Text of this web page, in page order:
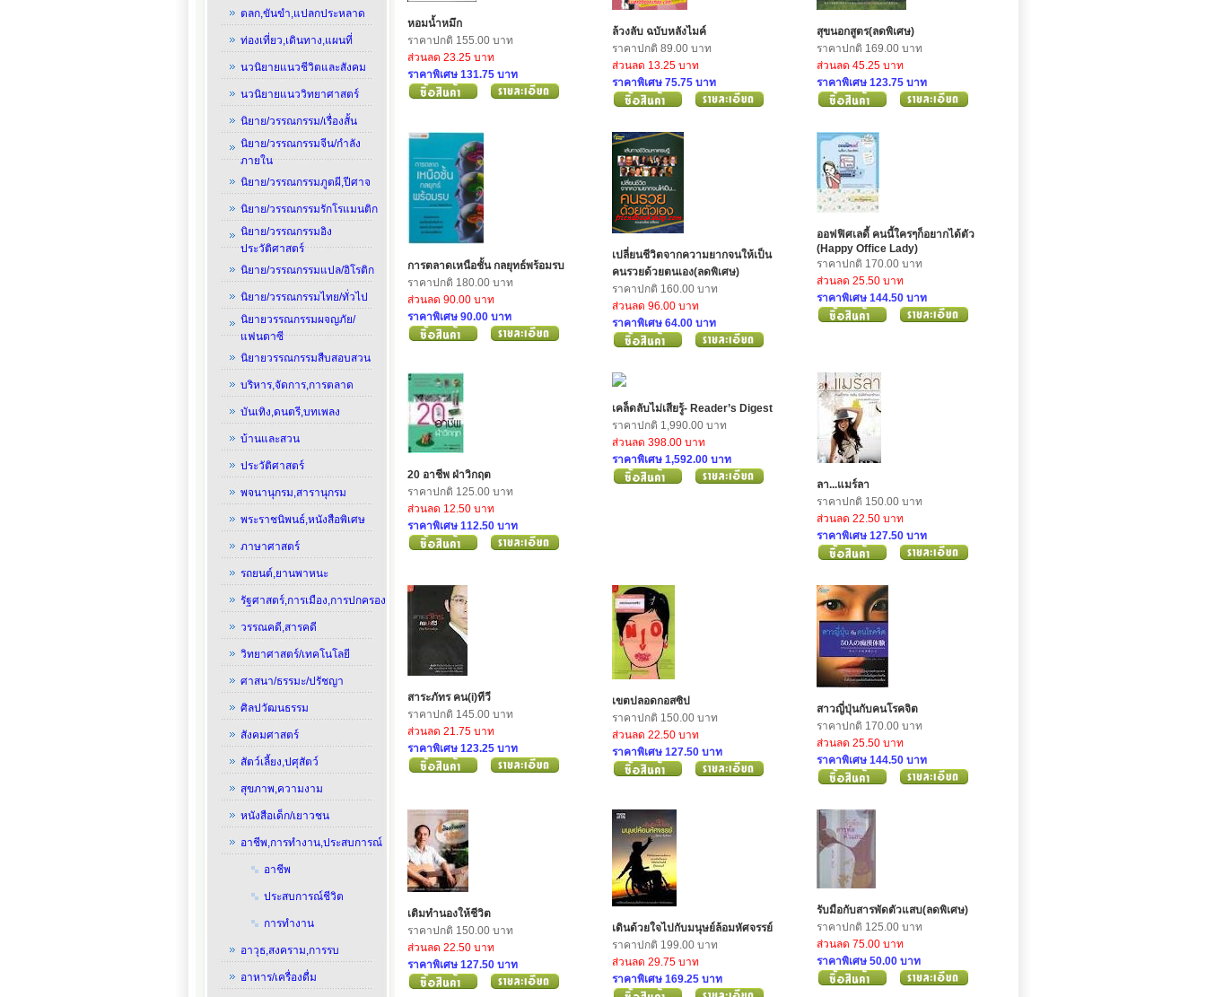
ตลก,ขันขำ,แปลกประหลาด
ท่องเที่ยว,เดินทาง,แผนที่
นวนิยายแนวชีวิตและสังคม
นวนิยายแนววิทยาศาสตร์
นิยาย/วรรณกรรม/เรื่องสั้น
นิยาย/วรรณกรรมจีน/กำลัง
ภายใน
นิยาย/วรรณกรรมภูตผี,ปีศาจ
นิยาย/วรรณกรรมรักโรแมนติก
นิยาย/วรรณกรรมอิง
ประวัติศาสตร์
นิยาย/วรรณกรรมแปล/อิโรติก
นิยาย/วรรณกรรมไทย/ทั่วไป
นิยายวรรณกรรมผจญภัย/
แฟนตาซี
นิยายวรรณกรรมสืบสอบสวน
บริหาร,จัดการ,การตลาด
บันเทิง,ดนตรี,บทเพลง
บ้านและสวน
ประวัติศาสตร์
พจนานุกรม,สารานุกรม
พระราชนิพนธ์,หนังสือพิเศษ
ภาษาศาสตร์
รถยนต์,ยานพาหนะ
รัฐศาสตร์,การเมือง,การปกครอง
วรรณคดี,สารคดี
วิทยาศาสตร์/เทคโนโลยี
ศาสนา/ธรรมะ/ปรัชญา
ศิลปวัฒนธรรม
สังคมศาสตร์
สัตว์เลี้ยง,ปศุสัตว์
สุขภาพ,ความงาม
หนังสือเด็ก/เยาวชน
อาชีพ,การทำงาน,ประสบการณ์
อาชีพ
ประสบการณ์ชีวิต
การทำงาน
อาวุธ,สงคราม,การรบ
อาหาร/เครื่องดื่ม
หอมน้ำหมึก
ราคาปกติ 155.00 บาท
ส่วนลด 23.25 บาท
ราคาพิเศษ 131.75 บาท
ล้วงลับ ฉบับหลังไมค์
ราคาปกติ 89.00 บาท
ส่วนลด 13.25 บาท
ราคาพิเศษ 75.75 บาท
สุขนอกสูตร(ลดพิเศษ)
ราคาปกติ 169.00 บาท
ส่วนลด 45.25 บาท
ราคาพิเศษ 123.75 บาท
การตลาดเหนือชั้น กลยุทธ์พร้อมรบ
ราคาปกติ 180.00 บาท
ส่วนลด 90.00 บาท
ราคาพิเศษ 90.00 บาท
เปลี่ยนชีวิตจากความยากจนให้เป็น
คนรวยด้วยตนเอง(ลดพิเศษ)
ราคาปกติ 160.00 บาท
ส่วนลด 96.00 บาท
ราคาพิเศษ 64.00 บาท
ออฟฟิศเลดี้ คนนี้ใครๆก็อยากได้ตัว
(Happy Office Lady)
ราคาปกติ 170.00 บาท
ส่วนลด 25.50 บาท
ราคาพิเศษ 144.50 บาท
20 อาชีพ ฝ่าวิกฤต
ราคาปกติ 125.00 บาท
ส่วนลด 12.50 บาท
ราคาพิเศษ 112.50 บาท
เคล็ดลับไม่เสียรู้- Reader’s Digest
ราคาปกติ 1,990.00 บาท
ส่วนลด 398.00 บาท
ราคาพิเศษ 1,592.00 บาท
ลา...แมร์ลา
ราคาปกติ 150.00 บาท
ส่วนลด 22.50 บาท
ราคาพิเศษ 127.50 บาท
สาระภัทร คน(i)ทีวี
ราคาปกติ 145.00 บาท
ส่วนลด 21.75 บาท
ราคาพิเศษ 123.25 บาท
เขตปลอดกอสซิป
ราคาปกติ 150.00 บาท
ส่วนลด 22.50 บาท
ราคาพิเศษ 127.50 บาท
สาวญี่ปุ่นกับคนโรคจิต
ราคาปกติ 170.00 บาท
ส่วนลด 25.50 บาท
ราคาพิเศษ 144.50 บาท
เติมทำนองให้ชีวิต
ราคาปกติ 150.00 บาท
ส่วนลด 22.50 บาท
ราคาพิเศษ 127.50 บาท
เดินด้วยใจไปกับมนุษย์ล้อมหัศจรรย์
ราคาปกติ 199.00 บาท
ส่วนลด 29.75 บาท
ราคาพิเศษ 169.25 บาท
รับมือกับสารพัดตัวแสบ(ลดพิเศษ)
ราคาปกติ 125.00 บาท
ส่วนลด 75.00 บาท
ราคาพิเศษ 50.00 บาท